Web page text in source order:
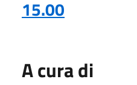
15.00
A cura di